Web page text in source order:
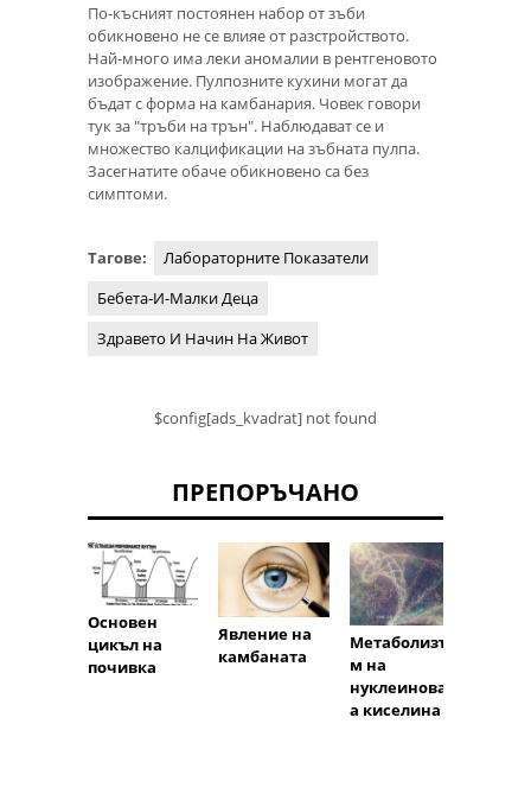
По-късният постоянен набор от зъби
обикновено не се влияе от разстройството.
Най-много има леки аномалии в рентгеновото
изображение. Пулпозните кухини могат да
бъдат с форма на камбанария. Човек говори
тук за "тръби на трън". Наблюдават се и
множество калцификации на зъбната пулпа.
Засегнатите обаче обикновено са без
симптоми.
Тагове:
Лабораторните Показатели
Бебета-И-Малки Деца
Здравето И Начин На Живот
$config[ads_kvadrat] not found
ПРЕПОРЪЧАНО
Основен
цикъл на
почивка
Явление на
камбаната
Метаболизъ
м на
нуклеиноват
а киселина